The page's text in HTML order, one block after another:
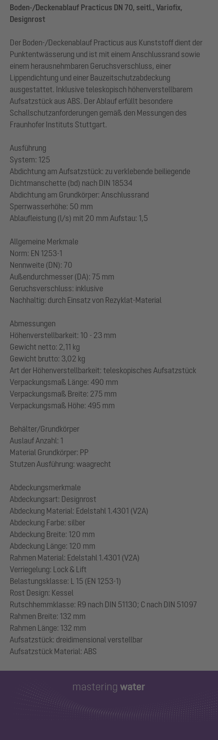
Boden-/Deckenablauf Practicus DN 70, seitl., Variofix,
Designrost
Der Boden-/Deckenablauf Practicus aus Kunststoff dient der
Punktentwässerung und ist mit einem Anschlussrand sowie
einem herausnehmbaren Geruchsverschluss, einer
Lippendichtung und einer Bauzeitschutzabdeckung
ausgestattet. Inklusive teleskopisch höhenverstellbarem
Aufsatzstück aus ABS. Der Ablauf erfüllt besondere
Schallschutzanforderungen gemäß den Messungen des
Fraunhofer Instituts Stuttgart.
Ausführung
System: 125
Abdichtung am Aufsatzstück: zu verklebende beiliegende
Dichtmanschette (bd) nach DIN 18534
Abdichtung am Grundkörper: Anschlussrand
Sperrwasserhöhe: 50 mm
Ablaufleistung (l/s) mit 20 mm Aufstau: 1,5
Allgemeine Merkmale
Norm: EN 1253-1
Nennweite (DN): 70
Außendurchmesser (DA): 75 mm
Geruchsverschluss: inklusive
Nachhaltig: durch Einsatz von Rezyklat-Material
Abmessungen
Höhenverstellbarkeit: 10 - 23 mm
Gewicht netto: 2,11 kg
Gewicht brutto: 3,02 kg
Art der Höhenverstellbarkeit: teleskopisches Aufsatzstück
Verpackungsmaß Länge: 490 mm
Verpackungsmaß Breite: 275 mm
Verpackungsmaß Höhe: 495 mm
Behälter/Grundkörper
Auslauf Anzahl: 1
Material Grundkörper: PP
Stutzen Ausführung: waagrecht
Abdeckungsmerkmale
Abdeckungsart: Designrost
Abdeckung Material: Edelstahl 1.4301 (V2A)
Abdeckung Farbe: silber
Abdeckung Breite: 120 mm
Abdeckung Länge: 120 mm
Rahmen Material: Edelstahl 1.4301 (V2A)
Verriegelung: Lock & Lift
Belastungsklasse: L 15 (EN 1253-1)
Rost Design: Kessel
Rutschhemmklasse: R9 nach DIN 51130; C nach DIN 51097
Rahmen Breite: 132 mm
Rahmen Länge: 132 mm
Aufsatzstück: dreidimensional verstellbar